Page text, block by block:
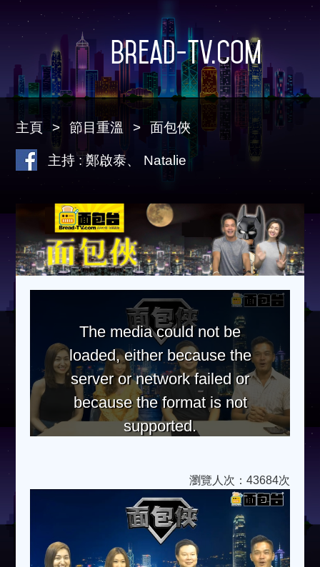
Bread-TV.com
主頁 節目重溫 面包俠
主持 : 鄭啟泰、 Natalie
The media could not be
loaded, either because the
server or network failed or
because the format is not
supported.
瀏覽人次：43684次